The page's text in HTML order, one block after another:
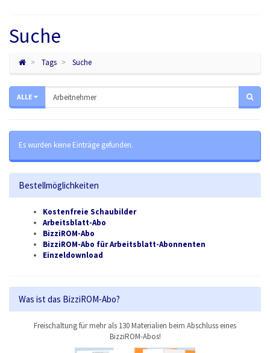
Suche
Tags Suche
ALLE
Es wurden keine Einträge gefunden.
Bestellmöglichkeiten
Kostenfreie Schaubilder
Arbeitsblatt-Abo
BizziROM-Abo
BizziROM-Abo für Arbeitsblatt-Abonnenten
Einzeldownload
Was ist das BizziROM-Abo?
Freischaltung für mehr als 130 Materialien beim Abschluss eines
BizziROM-Abos!